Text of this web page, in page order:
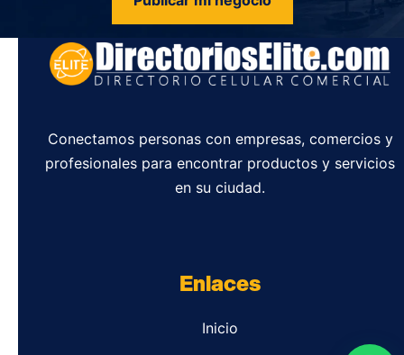
Conectamos personas con empresas, comercios y
profesionales para encontrar productos y servicios
en su ciudad.
Enlaces
Inicio